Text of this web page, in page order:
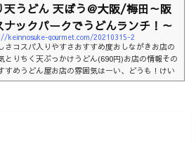
天うどん 天ぼう＠大阪/梅田～阪
ナックパークでうどんランチ！～
keinnosuke-gourmet.com/20210315-2
さコスパ入りやすさおすすめ度おしながきお店の
とりちく天ぶっかけうどん(690円)お店の情報その
すめうどん屋お店の雰囲気はーい、どうも！けい
けです。阪神スナックパークはそこまで惹かれる